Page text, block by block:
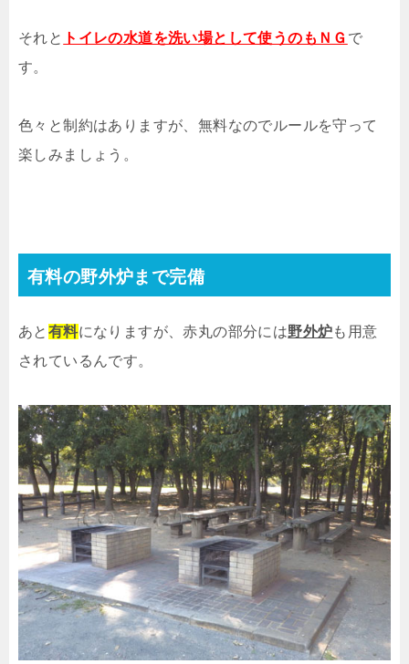
それと トイレの水道を洗い場として使うのもＮＧ で
す。
色々と制約はありますが、無料なのでルールを守って
楽しみましょう。
有料の野外炉まで完備
あと 有料になりますが、赤丸の部分には野外炉も用意
されているんです。